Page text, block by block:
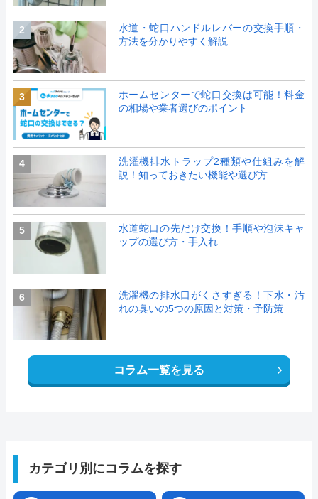
2
水道・蛇口ハンドルレバーの交換手順・
方法を分かりやすく解説
3
ホームセンターで蛇口交換は可能！料金
の相場や業者選びのポイント
4
洗濯機排水トラップ2種類や仕組みを解
説！知っておきたい機能や選び方
5
水道蛇口の先だけ交換！手順や泡沫キャ
ップの選び方・手入れ
6
洗濯機の排水口がくさすぎる！下水・汚
れの臭いの5つの原因と対策・予防策
コラム一覧を見る
カテゴリ別にコラムを探す